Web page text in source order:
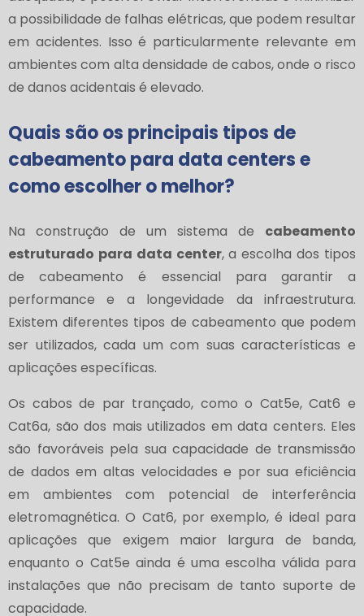
a possibilidade de falhas elétricas, que podem resultar
em acidentes. Isso é particularmente relevante em
ambientes com alta densidade de cabos, onde o risco
de danos acidentais é elevado.
Quais são os principais tipos de
cabeamento para data centers e
como escolher o melhor?
Na construção de um sistema de cabeamento
estruturado para data center, a escolha dos tipos
de cabeamento é essencial para garantir a
performance e a longevidade da infraestrutura.
Existem diferentes tipos de cabeamento que podem
ser utilizados, cada um com suas características e
aplicações específicas.
Os cabos de par trançado, como o Cat5e, Cat6 e
Cat6a, são dos mais utilizados em data centers. Eles
são favoráveis pela sua capacidade de transmissão
de dados em altas velocidades e por sua eficiência
em ambientes com potencial de interferência
eletromagnética. O Cat6, por exemplo, é ideal para
aplicações que exigem maior largura de banda,
enquanto o Cat5e ainda é uma escolha válida para
instalações que não precisam de tanto suporte de
capacidade.